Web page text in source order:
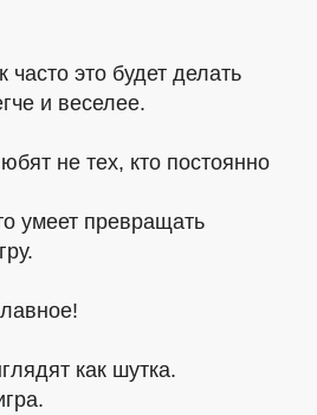
часто это будет делать
и веселее.
не тех, кто постоянно
умеет превращать
как шутка.